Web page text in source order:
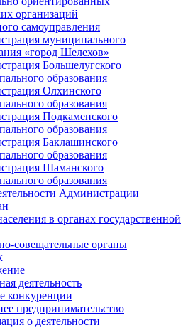
организаций
самоуправления
муниципального
«город Шелехов»
Большелугского
образования
Олхинского
образования
Подкаменского
образования
Баклашинского
образования
Шаманского
образования
Администрации
в органах государственной
совещательные органы
деятельность
конкуренции
предпринимательство
о деятельности